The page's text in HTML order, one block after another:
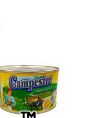
320
GR
cantidad